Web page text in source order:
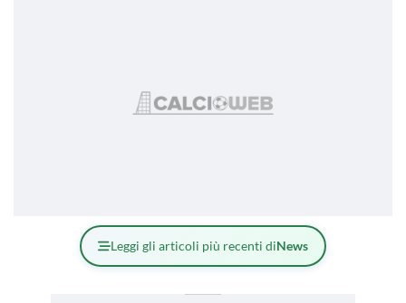
Leggi gli articoli più recenti diNews